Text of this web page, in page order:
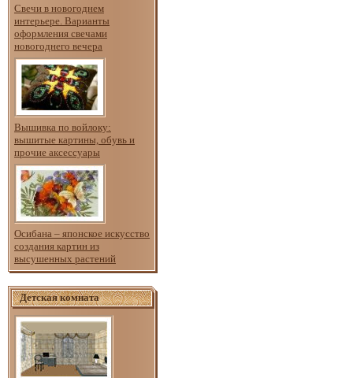
Свечи в новогоднем
интерьере. Варианты
оформления свечами
новогоднего вечера
Вышивка по войлоку:
вышитые картины, обувь и
прочие аксессуары
Осибана – японское искусство
создания картин из
высушенных растений
Детская комната